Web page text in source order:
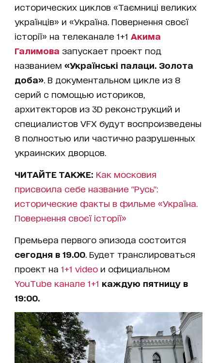
исторических циклов «Таємниці великих
українців» и «Україна. Повернення своєї
історії» на телеканале 1+1 Акима
Галимова запускает проект под
названием «Українські палаци. Золота
доба» . В документальном цикле из 8
серий с помощью историков,
архитекторов из 3D реконструкций и
специалистов VFX будут воспроизведены
8 полностью или частично разрушенных
украинских дворцов.
ЧИТАЙТЕ ТАКЖЕ: Как московия
присвоила себе название "Русь":
исторические факты в фильме «Україна.
Повернення своєї історії»
Премьера первого эпизода состоится
сегодня в 19.00 . Будет транслироваться
проект на 1+1 video и официальном
YouTube канале 1+1 каждую пятницу в
19:00.